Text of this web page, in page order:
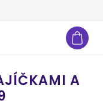
Hľadať
A